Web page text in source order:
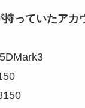
持っていたア